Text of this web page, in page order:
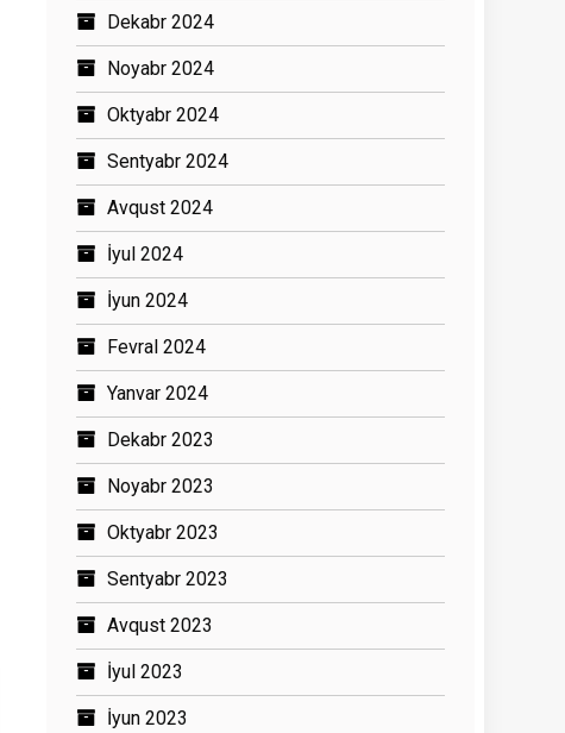
Dekabr 2024
Noyabr 2024
Oktyabr 2024
Sentyabr 2024
Avqust 2024
İyul 2024
İyun 2024
Fevral 2024
Yanvar 2024
Dekabr 2023
Noyabr 2023
Oktyabr 2023
Sentyabr 2023
Avqust 2023
İyul 2023
İyun 2023